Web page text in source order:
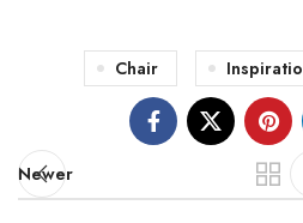
Chair Inspiratio
Newer